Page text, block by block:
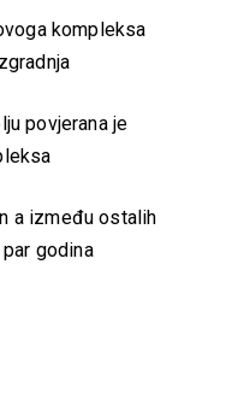
kompleksa
povjerana je
a između ostalih
godina